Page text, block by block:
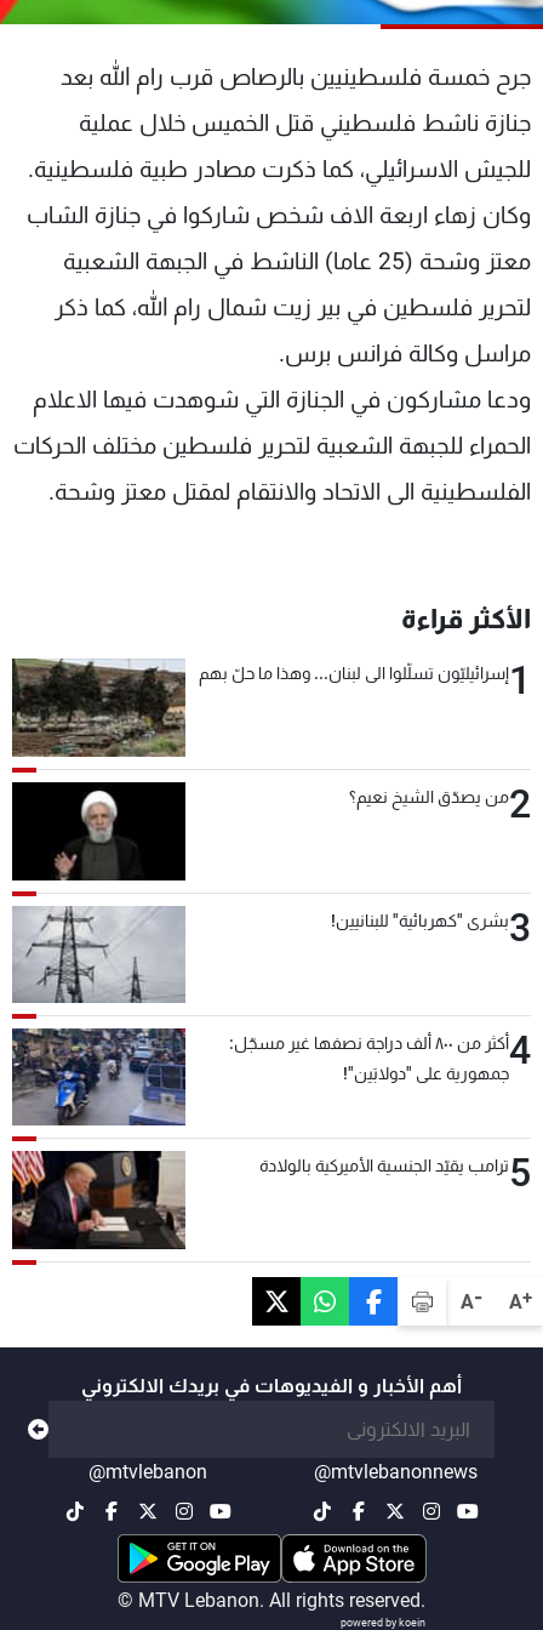
A+
A-
جرح خمسة فلسطينيين بالرصاص قرب رام الله بعد
جنازة ناشط فلسطيني قتل الخميس خلال عملية
للجيش الاسرائيلي، كما ذكرت مصادر طبية فلسطينية.
وكان زهاء اربعة الاف شخص شاركوا في جنازة الشاب
معتز وشحة (25 عاما) الناشط في الجبهة الشعبية
لتحرير فلسطين في بير زيت شمال رام الله، كما ذكر
مراسل وكالة فرانس برس.
ودعا مشاركون في الجنازة التي شوهدت فيها الاعلام
الحمراء للجبهة الشعبية لتحرير فلسطين مختلف الحركات
الفلسطينية الى الاتحاد والانتقام لمقتل معتز وشحة.
الأكثر قراءة
1إسرائيليّون تسلّلوا الى لبنان... وهذا ما حلّ بهم
2من يصدّق الشيخ نعيم؟
3بشرى "كهربائية" للبنانيين!
4
أكثر من ٨٠٠ ألف دراجة نصفها غير مسجّل:
جمهورية على "دولابَين"!
5ترامب يقيّد الجنسية الأميركية بالولادة
أهم الأخبار و الفيديوهات في بريدك الالكتروني
@mtvlebanonnews
@mtvlebanon
© MTV Lebanon. All rights reserved.
powered by koein
شاهد البرامج
عن MTV
الإنـتـاج
لاعلاناتكم
وظائف
تواصل معنا
شروط الإسـتخدام
سياسة الخصوصية